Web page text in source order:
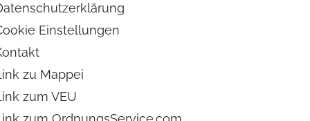
Einstellungen
zu Mappei
zum VEU